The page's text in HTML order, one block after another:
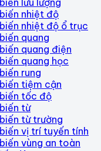
lưu lượng
nhiệt độ
nhiệt độ ổ trục
quang
quang điện
quang học
rung
tiệm cận
tốc độ
từ
từ trường
vị trí tuyến tính
vùng an toàn